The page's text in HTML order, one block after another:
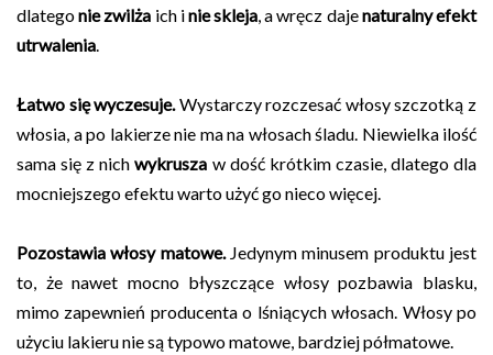
dlategonie zwilża ich inie skleja, a wręcz dajenaturalny efekt
utrwalenia.
Łatwo się wyczesuje.Wystarczy rozczesać włosy szczotką z
włosia, a po lakierze nie ma na włosach śladu. Niewielka ilość
sama się z nichwykrusza w dość krótkim czasie, dlatego dla
mocniejszego efektu warto użyć go nieco więcej.
Pozostawia włosy matowe. Jedynym minusem produktu jest
to, że nawet mocno błyszczące włosy pozbawia blasku,
mimo zapewnień producenta o lśniących włosach. Włosy po
użyciu lakieru nie są typowo matowe, bardziej półmatowe.